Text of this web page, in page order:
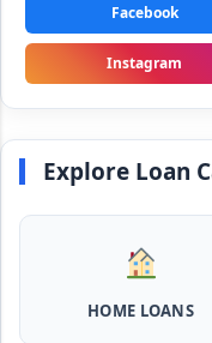
Mahila
महिलाओ को मिलता है
NHFDC E-
सब्सिडी
स्कीम से गाय डेयरी के
SBI e-Mudra
बिज़नेस को मिलता है
Facebook
Instagram
Explore Loan
HOME LOANS